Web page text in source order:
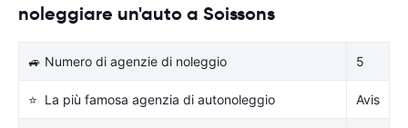
noleggiare un'auto a Soissons
🚙 Numero di agenzie di noleggio 5
⭐ La più famosa agenzia di autonoleggio Avis